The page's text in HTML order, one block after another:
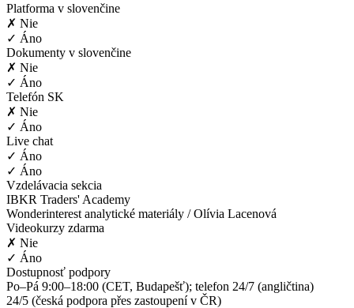
Platforma v slovenčine
✗ Nie
✓ Áno
Dokumenty v slovenčine
✗ Nie
✓ Áno
Telefón SK
✗ Nie
✓ Áno
Live chat
✓ Áno
✓ Áno
Vzdelávacia sekcia
IBKR Traders' Academy
Wonderinterest analytické materiály / Olívia Lacenová
Videokurzy zdarma
✗ Nie
✓ Áno
Dostupnosť podpory
Po–Pá 9:00–18:00 (CET, Budapešť); telefon 24/7 (angličtina)
24/5 (česká podpora přes zastoupení v ČR)